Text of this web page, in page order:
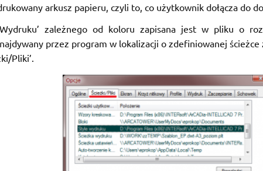
arkusz papieru, czyli to, co użytkownik dołącza do
zależnego od koloru zapisana jest w pliku o
przez program w lokalizacji o zdefiniowanej
Pliki’.